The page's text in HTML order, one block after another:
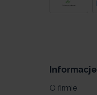
Informacje
O firmie